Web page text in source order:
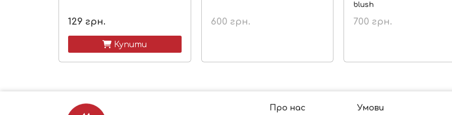
129 грн.
 Купити
600 грн.
blush
700 грн.
Про нас Умови